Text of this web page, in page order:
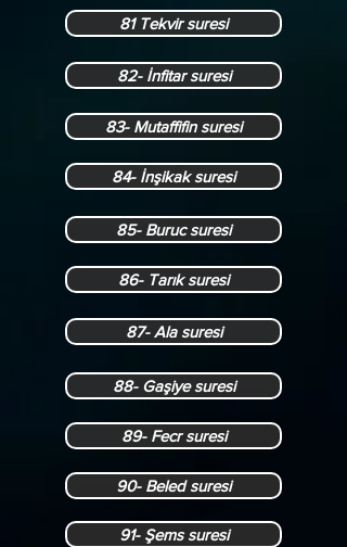
81 Tekvir suresi
82- İnfitar suresi
83- Mutaffifin suresi
84- İnşikak suresi
85- Buruc suresi
86- Tarık suresi
87- Ala suresi
88- Gaşiye suresi
89- Fecr suresi
90- Beled suresi
91- Şems suresi